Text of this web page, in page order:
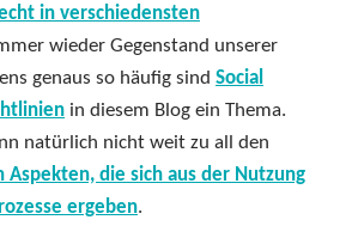
in verschiedensten
wieder Gegenstand unserer
genaus so häufig sind Social
in diesem Blog ein Thema.
natürlich nicht weit zu all den
die sich aus der Nutzung
ergeben.